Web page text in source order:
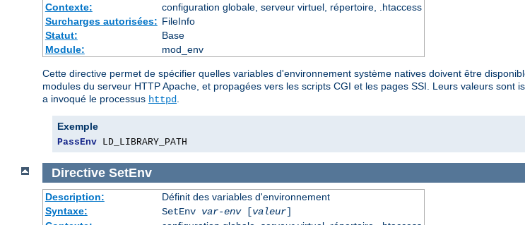
Contexte:
configuration globale, serveur virtuel, répertoire, .htaccess
Surcharges autorisées: FileInfo
Statut:
Base
Module:
mod_env
Cette directive permet de spécifier quelles variables d'environnement système natives doivent être
modules du serveur HTTP Apache, et propagées vers les scripts CGI et les pages SSI. Leurs valeurs sont
a invoqué le processus httpd
Exemple
PassEnv LD_LIBRARY_PATH
Directive SetEnv
Description:
Définit des variables d'environnement
Syntaxe:
SetEnv var-env[valeur]